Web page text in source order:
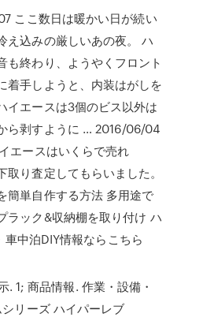
ここ数日は暖かい日が続い
え込みの厳しいあの夜。 ハ
も終わり、ようやくフロント
着手しようと、内装はがしを
イエースは3個のビス以外は
ら剥すように … 2016/06/04
エースはいくらで売れ
り査定してもらいました。
簡単自作する方法 多用途で
ラック&収納棚を取り付け ハ
中泊DIY情報ならこちら
. 1; 商品情報. 作業・設備・
リーズ ハイパーレブ